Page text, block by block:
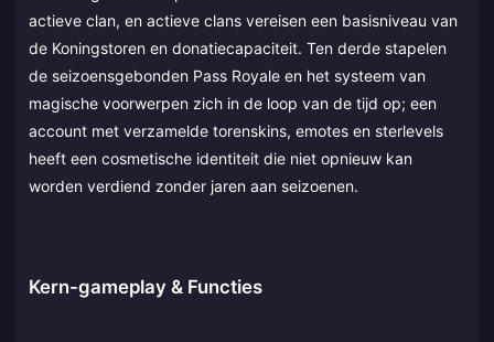
actieve clan, en actieve clans vereisen een basisniveau van
de Koningstoren en donatiecapaciteit. Ten derde stapelen
de seizoensgebonden Pass Royale en het systeem van
magische voorwerpen zich in de loop van de tijd op; een
account met verzamelde torenskins, emotes en sterlevels
heeft een cosmetische identiteit die niet opnieuw kan
worden verdiend zonder jaren aan seizoenen.
Kern-gameplay & Functies